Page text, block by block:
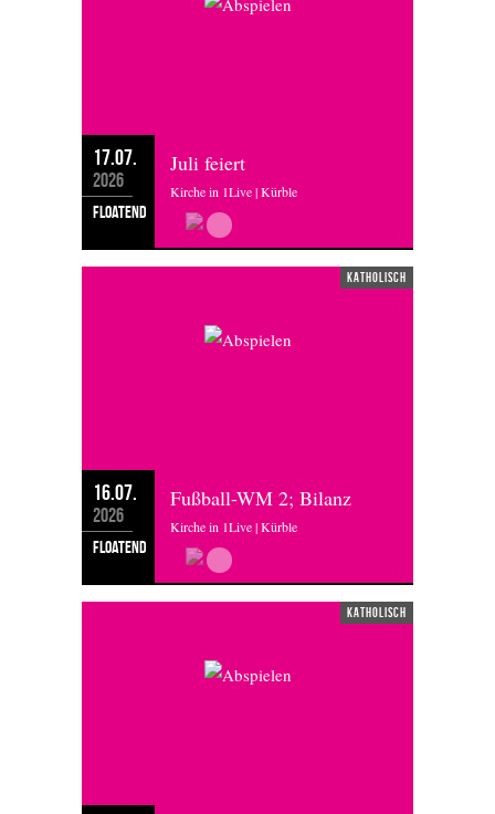
17.07.
2026
floatend
Juli feiert
Kirche in 1Live | Kürble
katholisch
16.07.
2026
floatend
Fußball-WM 2; Bilanz
Kirche in 1Live | Kürble
katholisch